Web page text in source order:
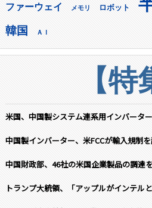
ファーウェイ メモリ ロボット
韓国 ＡＩ
【
米国、中国製システム連系用インバータ
中国製インバーター、米FCCが輸入規制
中国財政部、46社の米国企業製品の調達
トランプ大統領、「アップルがインテル